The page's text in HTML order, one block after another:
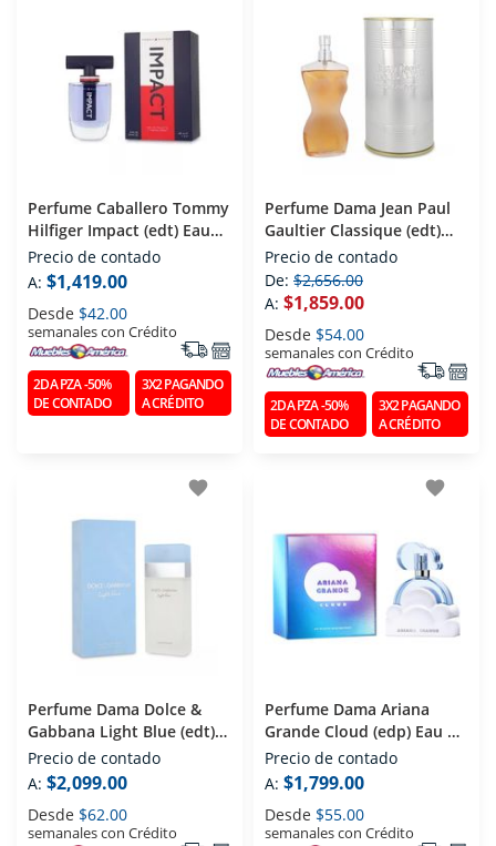
Perfume Caballero Tommy
Hilfiger Impact (edt) Eau
De Toilette 100 Ml
Precio de contado
A: $1,419.00
Desde $42.00
semanales con Crédito
2DA PZA -50%
DE CONTADO
3X2 PAGANDO
A CRÉDITO
Perfume Dama Jean Paul
Gaultier Classique (edt)
Eau De Toilette 100 Ml
Precio de contado
De: $2,656.00
A: $1,859.00
Desde $54.00
semanales con Crédito
2DA PZA -50%
DE CONTADO
3X2 PAGANDO
A CRÉDITO
favorite
Perfume Dama Dolce &
Gabbana Light Blue (edt)
Eau De Toilette 100 Ml
Precio de contado
A: $2,099.00
Desde $62.00
semanales con Crédito
favorite
Perfume Dama Ariana
Grande Cloud (edp) Eau De
Parfum 100 Ml
Precio de contado
A: $1,799.00
Desde $55.00
semanales con Crédito